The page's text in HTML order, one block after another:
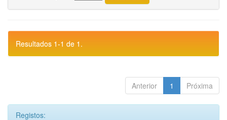
Resultados 1-1 de 1.
Anterior 1 Próxima
Registos: